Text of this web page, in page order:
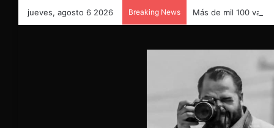
jueves, agosto 6 2026 Breaking News Más de mil 100